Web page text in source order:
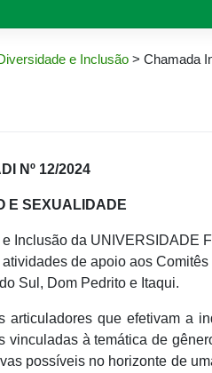
e Inclusão > Chamada
Nº 12/2024
E SEXUALIDADE
Inclusão da UNIVERSIDADE
de apoio aos Comitês
Sul, Dom Pedrito e Itaqui.
articuladores que efetivam a
à temática de
possíveis no horizonte de